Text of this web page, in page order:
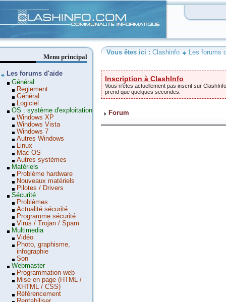
Vous êtes ici : Clashinfo Les forums
Inscription à ClashInfo
Vous n'êtes actuellement pas inscrit sur
prend que quelques secondes.
Forum
Menu principal
Les forums d'aide
Général
Reglement
Général
Logiciel
OS : système d'exploitation
Windows XP
Windows Vista
Windows 7
Autres Windows
Linux
Mac OS
Autres systèmes
Matériels
Problème hardware
Nouveaux matériels
Pilotes / Drivers
Sécurité
Problèmes
Actualité sécurité
Programme sécurité
Virus / Trojan / Spam
Multimedia
Vidéo
Photo, graphisme,
infographie
Son
Webmaster
Programmation web
Mise en page (HTML /
XHTML / CSS)
Référencement